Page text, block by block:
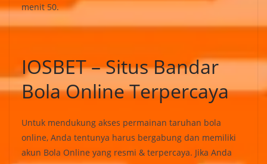
menit 50.
IOSBET – Situs Bandar
Bola Online Terpercaya
Untuk mendukung akses permainan taruhan bola
online, Anda tentunya harus bergabung dan memiliki
akun Bola Online yang resmi & terpercaya. Jika Anda